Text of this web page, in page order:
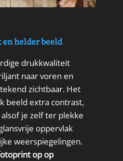
helder beeld
drukkwaliteit
naar voren en
zichtbaar. Het
beeld extra contrast,
je zelf ter plekke
oppervlak
weerspiegelingen.
op op